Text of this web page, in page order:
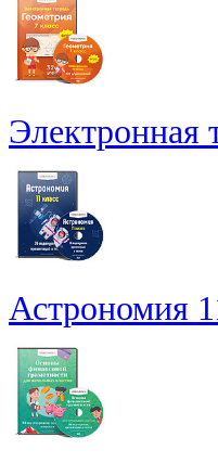
Электронная
Астрономия